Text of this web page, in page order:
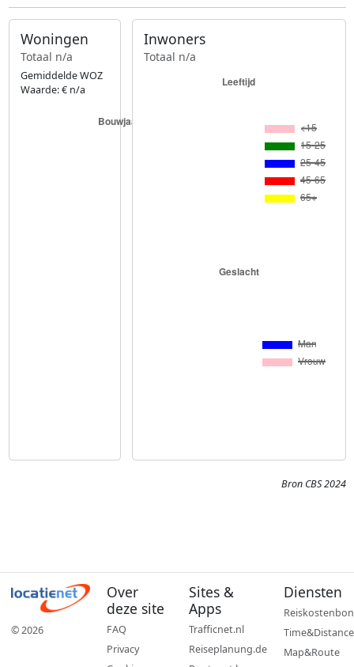
Woningen
Totaal n/a
Gemiddelde WOZ
Waarde: € n/a
Inwoners
Totaal n/a
Bron CBS 2024
© 2026
Over
deze site
FAQ
Privacy
Sites &
Apps
Trafficnet.nl
Reiseplanung.de
Diensten
Reiskostenbon
Time&Distance
Map&Route